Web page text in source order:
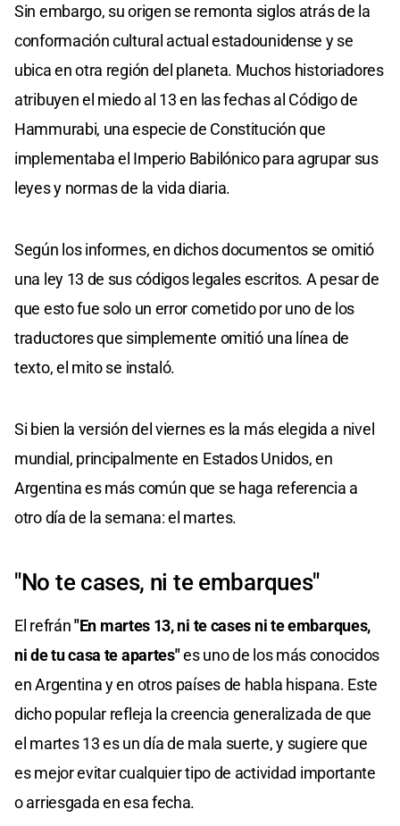
Sin embargo, su origen se remonta siglos atrás de la
conformación cultural actual estadounidense y se
ubica en otra región del planeta. Muchos historiadores
atribuyen el miedo al 13 en las fechas al Código de
Hammurabi, una especie de Constitución que
implementaba el Imperio Babilónico para agrupar sus
leyes y normas de la vida diaria.
Según los informes, en dichos documentos se omitió
una ley 13 de sus códigos legales escritos. A pesar de
que esto fue solo un error cometido por uno de los
traductores que simplemente omitió una línea de
texto, el mito se instaló.
Si bien la versión del viernes es la más elegida a nivel
mundial, principalmente en Estados Unidos, en
Argentina es más común que se haga referencia a
otro día de la semana: el martes.
"No te cases, ni te embarques"
El refrán"En martes 13, ni te cases ni te embarques,
ni de tu casa te apartes"es uno de los más conocidos
en Argentina y en otros países de habla hispana. Este
dicho popular refleja la creencia generalizada de que
el martes 13 es un día de mala suerte, y sugiere que
es mejor evitar cualquier tipo de actividad importante
o arriesgada en esa fecha.